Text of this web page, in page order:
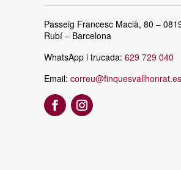
Passeig Francesc Macià, 80 –
Rubí – Barcelona
WhatsApp i trucada: 629 729 040
Email: correu@finquesvallhonrat.es